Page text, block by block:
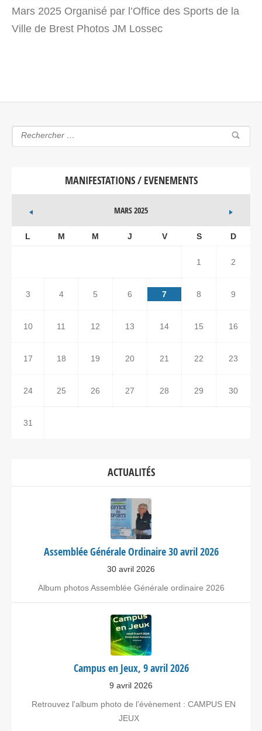
Mars 2025 Organisé par l’Office des Sports de la
Ville de Brest Photos JM Lossec
MANIFESTATIONS / EVENEMENTS
MARS 2025
L M M J V S D
1 2
3 4 5 6 7 8 9
10 11 12 13 14 15 16
17 18 19 20 21 22 23
24 25 26 27 28 29 30
31
ACTUALITÉS
Assemblée Générale Ordinaire 30 avril 2026
30 avril 2026
Album photos Assemblée Générale ordinaire 2026
Campus en Jeux, 9 avril 2026
9 avril 2026
Retrouvez l'album photo de l’évènement : CAMPUS EN
JEUX